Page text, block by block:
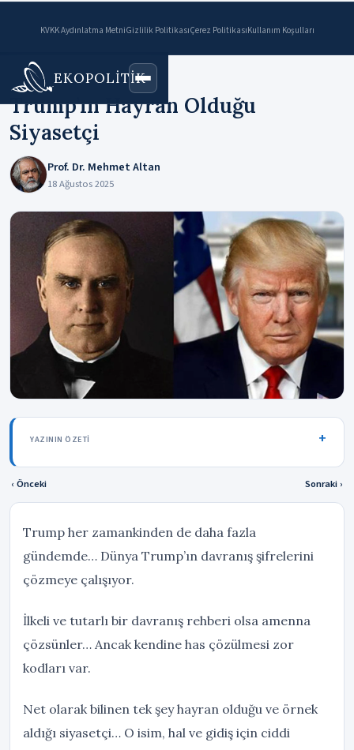
EKOPOLİTİK
Ana Sayfa Makaleler
Trump’ın Hayran Olduğu
Siyasetçi
Prof. Dr. Mehmet Altan
18 Ağustos 2025
YAZININ ÖZETI
‹ Önceki Sonraki ›
Trump her zamankinden de daha fazla
gündemde… Dünya Trump’ın davranış şifrelerini
çözmeye çalışıyor.
İlkeli ve tutarlı bir davranış rehberi olsa amenna
çözsünler… Ancak kendine has çözülmesi zor
kodları var.
Net olarak bilinen tek şey hayran olduğu ve örnek
aldığı siyasetçi… O isim, hal ve gidiş için ciddi
KVKK Aydınlatma MetniGizlilik PolitikasıÇerez PolitikasıKullanım Koşulları